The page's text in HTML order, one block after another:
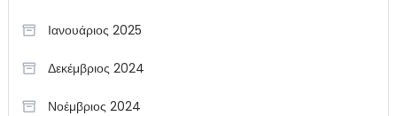
Ιανουάριος 2025
Δεκέμβριος 2024
Νοέμβριος 2024